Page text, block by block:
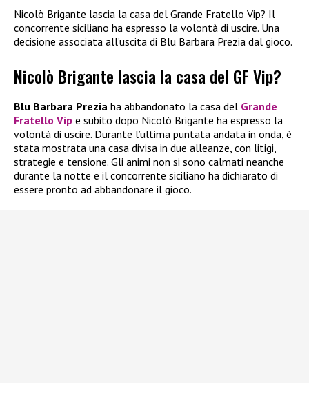
Nicolò Brigante lascia la casa del Grande Fratello Vip? Il
concorrente siciliano ha espresso la volontà di uscire. Una
decisione associata all’uscita di Blu Barbara Prezia dal gioco.
Nicolò Brigante lascia la casa del GF Vip?
Blu Barbara Prezia ha abbandonato la casa del Grande
Fratello Vip e subito dopo Nicolò Brigante ha espresso la
volontà di uscire. Durante l’ultima puntata andata in onda, è
stata mostrata una casa divisa in due alleanze, con litigi,
strategie e tensione. Gli animi non si sono calmati neanche
durante la notte e il concorrente siciliano ha dichiarato di
essere pronto ad abbandonare il gioco.